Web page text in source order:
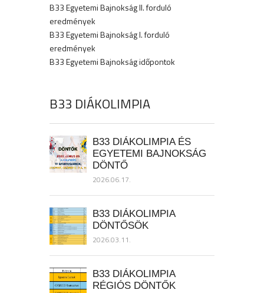
B33 Egyetemi Bajnokság II. forduló
eredmények
B33 Egyetemi Bajnokság I. forduló
eredmények
B33 Egyetemi Bajnokság időpontok
B33 DIÁKOLIMPIA
B33 DIÁKOLIMPIA ÉS
EGYETEMI BAJNOKSÁG
DÖNTŐ
2026.06.17.
B33 DIÁKOLIMPIA
DÖNTŐSÖK
2026.03.11.
B33 DIÁKOLIMPIA
RÉGIÓS DÖNTŐK